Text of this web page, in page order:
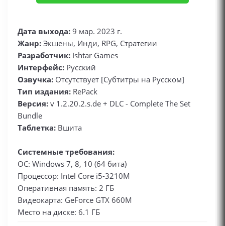
Дата выхода: 9 мар. 2023 г.
Жанр: Экшены, Инди, RPG, Стратегии
Разработчик: Ishtar Games
Интерфейс: Русский
Озвучка: Отсутствует [Субтитры на Русском]
Тип издания: RePack
Версия: v 1.2.20.2.s.de + DLC - Complete The Set
Bundle
Таблетка: Вшита
Системные требования:
ОС: Windows 7, 8, 10 (64 бита)
Процессор: Intel Core i5-3210M
Оперативная память: 2 ГБ
Видеокарта: GeForce GTX 660M
Место на диске: 6.1 ГБ